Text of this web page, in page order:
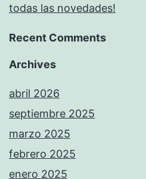
todas las novedades!
Recent Comments
Archives
abril 2026
septiembre 2025
marzo 2025
febrero 2025
enero 2025